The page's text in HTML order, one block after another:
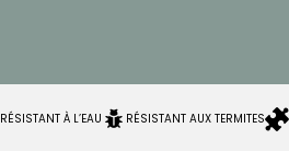
RÉSISTANT À L’EAU RÉSISTANT AUX TERMITES